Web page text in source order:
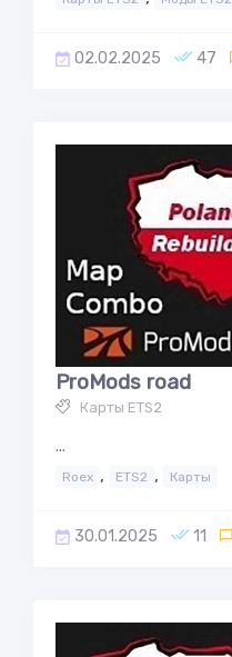
02.02.2025 47
ProMods road
Карты ETS2
...
Roex , ETS2 , Карты
30.01.2025 11